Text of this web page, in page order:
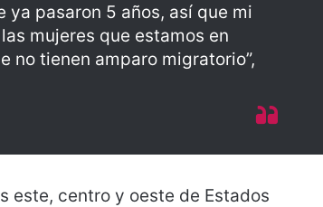
pasaron 5 años, así que mi
mujeres que estamos en
no tienen amparo migratorio”,
este, centro y oeste de Estados